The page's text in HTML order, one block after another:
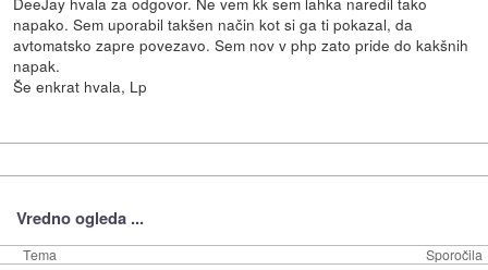
napako. Sem uporabil takšen način kot si ga ti pokazal, da
avtomatsko zapre povezavo. Sem nov v php zato pride do kakšnih
napak.
Še enkrat hvala, Lp
Vredno ogleda ...
Tema Sporočila